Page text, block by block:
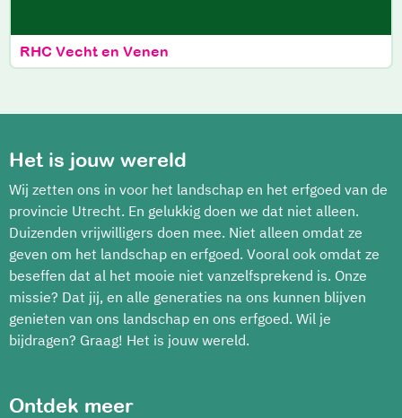
RHC Vecht en Venen
Het is jouw wereld
Wij zetten ons in voor het landschap en het erfgoed van de
provincie Utrecht. En gelukkig doen we dat niet alleen.
Duizenden vrijwilligers doen mee. Niet alleen omdat ze
geven om het landschap en erfgoed. Vooral ook omdat ze
beseffen dat al het mooie niet vanzelfsprekend is. Onze
missie? Dat jij, en alle generaties na ons kunnen blijven
genieten van ons landschap en ons erfgoed. Wil je
bijdragen? Graag! Het is jouw wereld.
Ontdek meer